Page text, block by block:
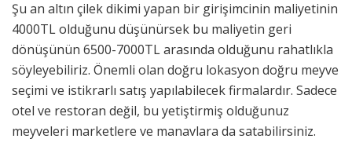
Şu an altın çilek dikimi yapan bir girişimcinin maliyetinin
4000TL olduğunu düşünürsek bu maliyetin geri
dönüşünün 6500-7000TL arasında olduğunu rahatlıkla
söyleyebiliriz. Önemli olan doğru lokasyon doğru meyve
seçimi ve istikrarlı satış yapılabilecek firmalardır. Sadece
otel ve restoran değil, bu yetiştirmiş olduğunuz
meyveleri marketlere ve manavlara da satabilirsiniz.